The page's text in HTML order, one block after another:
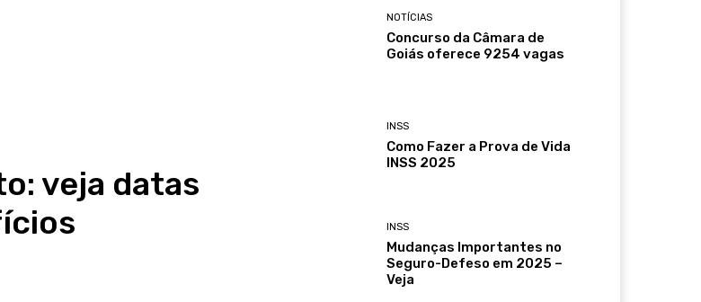
veja datas
NOTÍCIAS
Concurso da Câmara de
Goiás oferece 9254 vagas
INSS
Como Fazer a Prova de Vida
INSS 2025
INSS
Mudanças Importantes no
Seguro-Defeso em 2025 –
Veja